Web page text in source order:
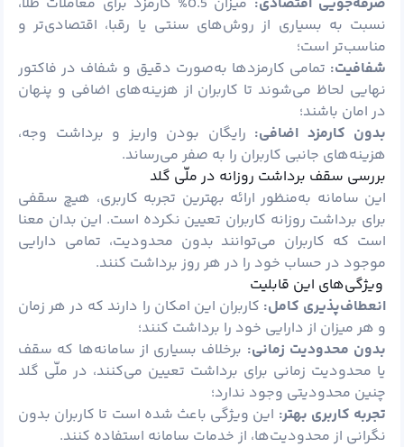
نسبت به بسیاری از روش‌های سنتی یا رقبا، اقتصادی‌تر و
مناسب‌تر است؛
شفافیت: تمامی کارمزدها به‌صورت دقیق و شفاف در فاکتور
نهایی لحاظ می‌شوند تا کاربران از هزینه‌های اضافی و پنهان
در امان باشند؛
بدون کارمزد اضافی: رایگان بودن واریز و برداشت وجه،
هزینه‌های جانبی کاربران را به صفر می‌رساند.
بررسی سقف برداشت روزانه در ملّی گلد
این سامانه به‌منظور ارائه بهترین تجربه کاربری، هیچ سقفی
برای برداشت روزانه کاربران تعیین نکرده است. این بدان معنا
است که کاربران می‌توانند بدون محدودیت، تمامی دارایی
موجود در حساب خود را در هر روز برداشت کنند.
ویژگی‌های این قابلیت
انعطاف‌پذیری کامل: کاربران این امکان را دارند که در هر زمان
و هر میزان از دارایی خود را برداشت کنند؛
بدون محدودیت زمانی: برخلاف بسیاری از سامانه‌ها که سقف
یا محدودیت زمانی برای برداشت تعیین می‌کنند، در ملّی گلد
چنین محدودیتی وجود ندارد؛
تجربه کاربری بهتر: این ویژگی باعث شده است تا کاربران بدون
نگرانی از محدودیت‌ها، از خدمات سامانه استفاده کنند.